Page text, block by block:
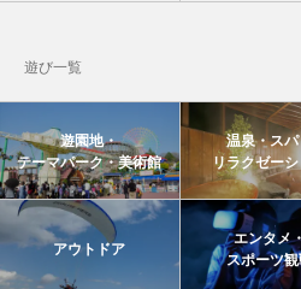
遊び一覧
遊園地・
テーマパーク・美術館
温泉・ス
リラクゼー
アウトドア
エンタメ
スポーツ